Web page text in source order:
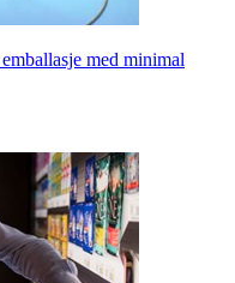
med minimal